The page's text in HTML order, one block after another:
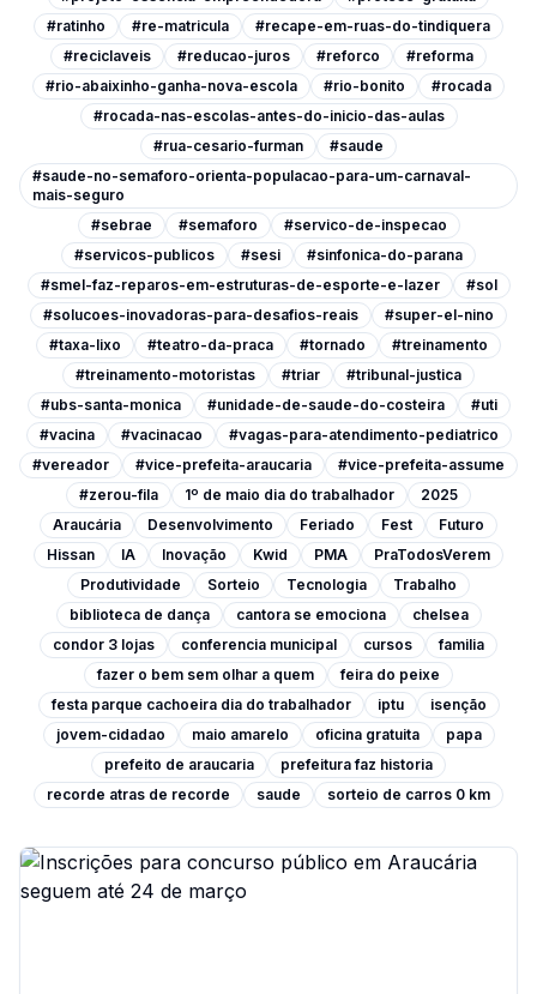
#ratinho
#re-matricula
#recape-em-ruas-do-tindiquera
#reciclaveis
#reducao-juros #reforco
#reforma
#rio-abaixinho-ganha-nova-escola
#rio-bonito
#rocada
#rocada-nas-escolas-antes-do-inicio-das-aulas
#rua-cesario-furman
#saude
#saude-no-semaforo-orienta-populacao-para-um-carnaval-
mais-seguro
#sebrae
#semaforo
#servico-de-inspecao
#servicos-publicos
#sesi
#sinfonica-do-parana
#smel-faz-reparos-em-estruturas-de-esporte-e-lazer
#sol
#solucoes-inovadoras-para-desafios-reais
#super-el-nino
#taxa-lixo
#teatro-da-praca #tornado
#treinamento
#treinamento-motoristas
#triar
#tribunal-justica
#ubs-santa-monica
#unidade-de-saude-do-costeira
#uti
#vacina
#vacinacao
#vagas-para-atendimento-pediatrico
#vereador
#vice-prefeita-araucaria
#vice-prefeita-assume
#zerou-fila
1º de maio dia do trabalhador
2025
Araucária
Desenvolvimento Feriado Fest
Futuro
Hissan
IA Inovação Kwid PMA
PraTodosVerem
Produtividade
Sorteio Tecnologia
Trabalho
biblioteca de dança
cantora se emociona
chelsea
condor 3 lojas
conferencia municipal cursos
familia
fazer o bem sem olhar a quem
feira do peixe
festa parque cachoeira dia do trabalhador
iptu
isenção
jovem-cidadao
maio amarelo oficina gratuita
papa
prefeito de araucaria
prefeitura faz historia
recorde atras de recorde
saude sorteio de carros 0 km